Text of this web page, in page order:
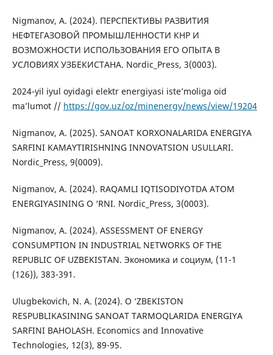
Nigmanov, A. (2024). ПЕРСПЕКТИВЫ РАЗВИТИЯ
НЕФТЕГАЗОВОЙ ПРОМЫШЛЕННОСТИ КНР И
ВОЗМОЖНОСТИ ИСПОЛЬЗОВАНИЯ ЕГО ОПЫТА В
УСЛОВИЯХ УЗБЕКИСТАНА. Nordic_Press, 3(0003).
2024-yil iyul oyidagi elektr energiyasi iste’moliga oid
ma’lumot // https://gov.uz/oz/minenergy/news/view/19204
Nigmanov, A. (2025). SANOAT KORXONALARIDA ENERGIYA
SARFINI KAMAYTIRISHNING INNOVATSION USULLARI.
Nordic_Press, 9(0009).
Nigmanov, A. (2024). RAQAMLI IQTISODIYOTDA ATOM
ENERGIYASINING O ‘RNI. Nordic_Press, 3(0003).
Nigmanov, A. (2024). ASSESSMENT OF ENERGY
CONSUMPTION IN INDUSTRIAL NETWORKS OF THE
REPUBLIC OF UZBEKISTAN. Экономика и социум, (11-1
(126)), 383-391.
Ulugbekovich, N. A. (2024). O ‘ZBEKISTON
RESPUBLIKASINING SANOAT TARMOQLARIDA ENERGIYA
SARFINI BAHOLASH. Economics and Innovative
Technologies, 12(3), 89-95.